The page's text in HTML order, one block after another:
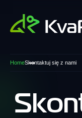
HomeSkontaktuj się z nami